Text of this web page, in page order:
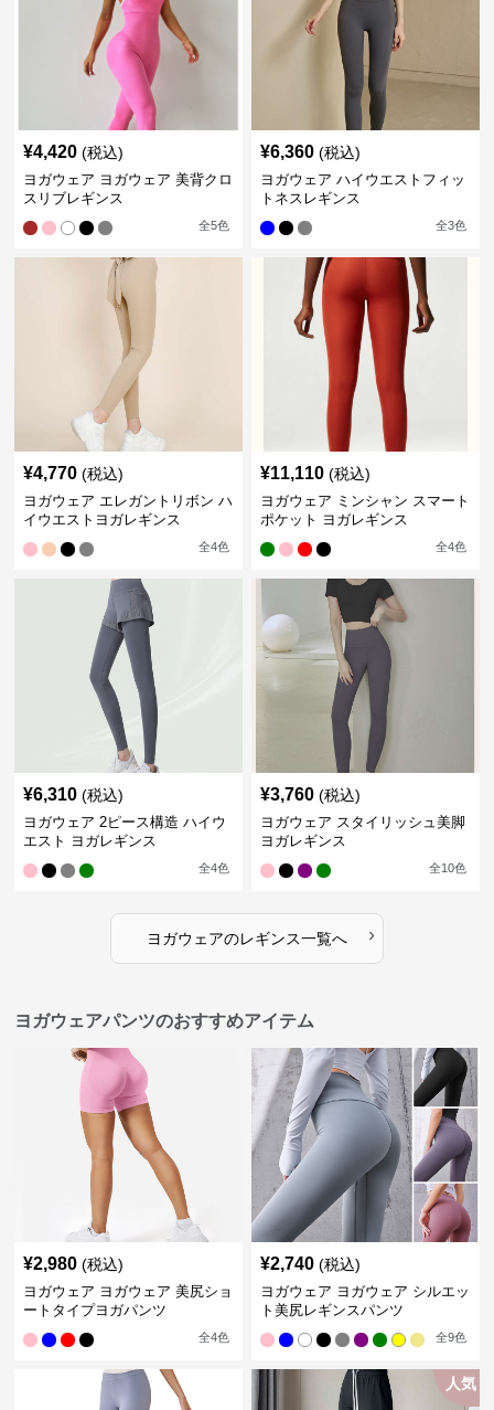
¥4,420 (税込)
ヨガウェア ヨガウェア 美背クロ
スリブレギンス
全5色
¥6,360 (税込)
ヨガウェア ハイウエストフィッ
トネスレギンス
全3色
¥4,770 (税込)
ヨガウェア エレガントリボン ハ
イウエストヨガレギンス
全4色
¥11,110 (税込)
ヨガウェア ミンシャン スマート
ポケット ヨガレギンス
全4色
¥6,310 (税込)
ヨガウェア 2ピース構造 ハイウ
エスト ヨガレギンス
全4色
¥3,760 (税込)
ヨガウェア スタイリッシュ美脚
ヨガレギンス
全10色
ヨガウェアのレギンス一覧へ ›
ヨガウェアパンツのおすすめアイテム
¥2,980 (税込)
ヨガウェア ヨガウェア 美尻ショ
ートタイプヨガパンツ
全4色
¥2,740 (税込)
ヨガウェア ヨガウェア シルエッ
ト美尻レギンスパンツ
全9色
人気